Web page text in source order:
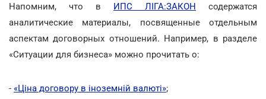
Напомним, что в ИПС ЛІГА:ЗАКОН содержатся
аналитические материалы, посвященные отдельным
аспектам договорных отношений. Например, в разделе
«Ситуации для бизнеса» можно прочитать о:
- «Ціна договору в іноземній валюті»;